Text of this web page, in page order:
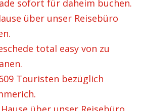
sofort für daheim buchen.
über unser Reisebüro
total easy von zu
Touristen bezüglich